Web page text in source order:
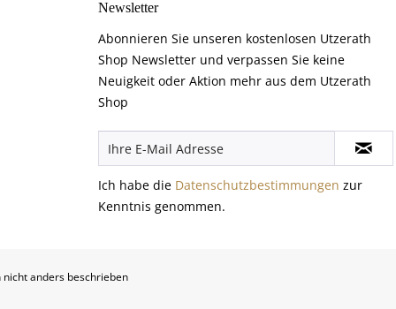
Newsletter
Abonnieren Sie unseren kostenlosen Utzerath
Shop Newsletter und verpassen Sie keine
Neuigkeit oder Aktion mehr aus dem Utzerath
Shop
Ich habe die Datenschutzbestimmungen zur
Kenntnis genommen.
anders beschrieben